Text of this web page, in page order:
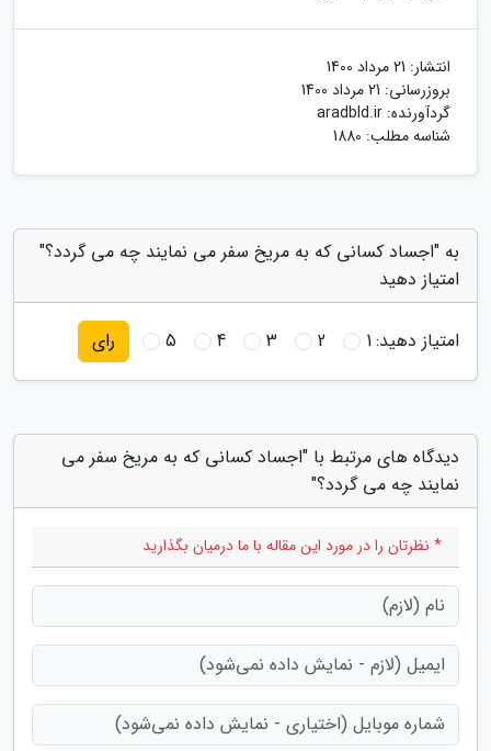
انتشار: 21 مرداد 1400
بروزرسانی: 21 مرداد 1400
گردآورنده: aradbld.ir
شناسه مطلب: 1880
به "اجساد کسانی که به مریخ سفر می نمایند چه می گردد؟"
امتیاز دهید
امتیاز دهید:1
2
3
4
5 رای
دیدگاه های مرتبط با "اجساد کسانی که به مریخ سفر می
نمایند چه می گردد؟"
* نظرتان را در مورد این مقاله با ما درمیان بگذارید